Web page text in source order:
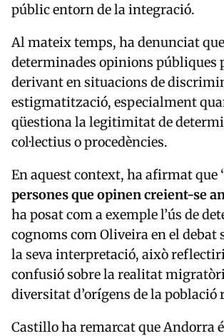
públic entorn de la integració.
Al mateix temps, ha denunciat que
determinades opinions públiques
derivant en situacions de
estigmatització, especialment
qüestiona la legitimitat de
col·lectius o procedències.
En aquest context, ha afirmat que
persones que opinen creient-se
ha posat com a exemple l’ús de
cognoms com Oliveira en el debat
la seva interpretació, això
confusió sobre la realitat
diversitat d’orígens de la població
Castillo ha remarcat que Andorra